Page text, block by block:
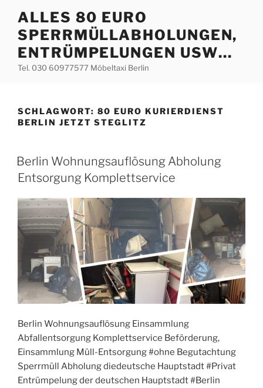
Inhalt
springen
ALLES 80 EURO
SPERRMÜLLABHOLUNGEN,
ENTRÜMPELUNGEN USW…
Tel. 030 60977577 Möbeltaxi Berlin
SCHLAGWORT: 80 EURO KURIERDIENST
BERLIN JETZT STEGLITZ
VERÖFFENTLICHT
AM
Berlin Wohnungsauflösung Abholung
Entsorgung Komplettservice
Berlin Wohnungsauflösung Einsammlung
Abfallentsorgung Komplettservice Beförderung,
Einsammlung Müll-Entsorgung #ohne Begutachtung
Sperrmüll Abholung diedeutsche Hauptstadt #Privat
Entrümpelung der deutschen Hauptstadt #Berlin